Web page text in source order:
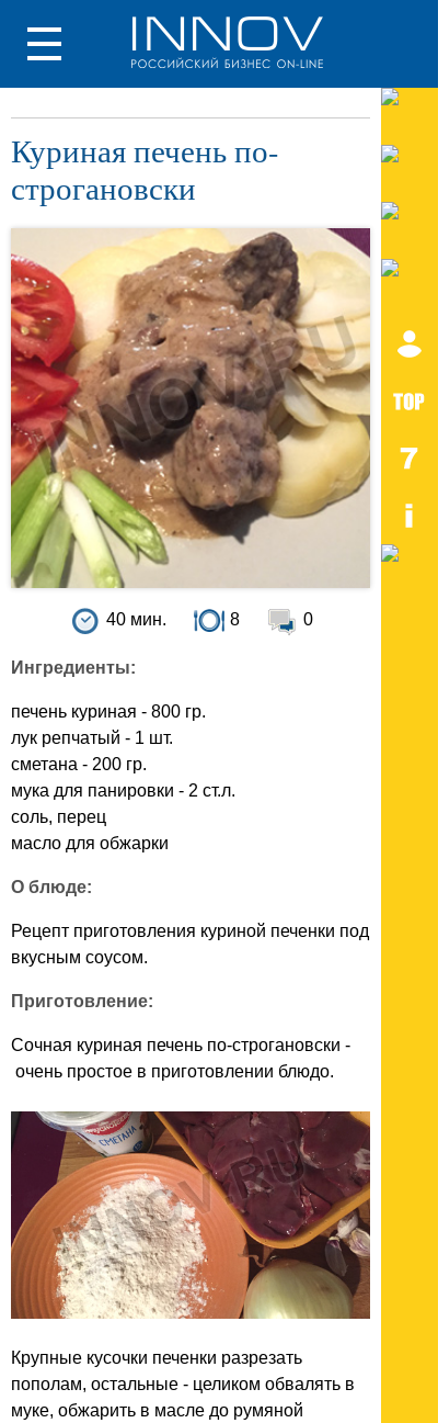
Куриная печень по-
строгановски
40 мин. 8 0
Ингредиенты:
печень куриная - 800 гр.
лук репчатый - 1 шт.
сметана - 200 гр.
мука для панировки - 2 ст.л.
соль, перец
масло для обжарки
О блюде:
Рецепт приготовления куриной печенки под
вкусным соусом.
Приготовление:
Сочная куриная печень по-строгановски -
очень простое в приготовлении блюдо.
Крупные кусочки печенки разрезать
пополам, остальные - целиком обвалять в
муке, обжарить в масле до румяной